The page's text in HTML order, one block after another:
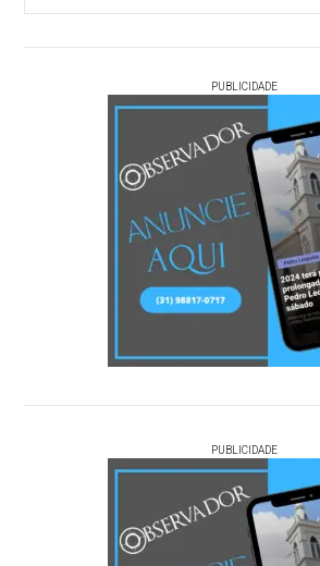
PUBLICIDADE
PUBLICIDADE